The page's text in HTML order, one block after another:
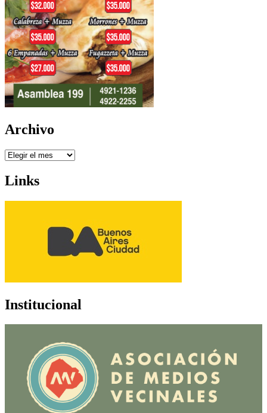
Archivo
Archivo
Links
Institucional